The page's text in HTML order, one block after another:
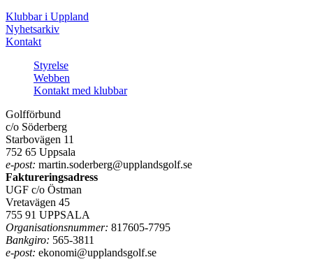
Klubbar i Uppland
Nyhetsarkiv
Kontakt
Styrelse
Webben
Kontakt med klubbar
Golfförbund
c/o Söderberg
Starbovägen 11
752 65 Uppsala
e-post: martin.soderberg@upplandsgolf.se
Faktureringsadress
UGF c/o Östman
Vretavägen 45
755 91 UPPSALA
Organisationsnummer: 817605-7795
Bankgiro: 565-3811
e-post: ekonomi@upplandsgolf.se